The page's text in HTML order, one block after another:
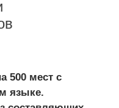
500 мест с
языке.